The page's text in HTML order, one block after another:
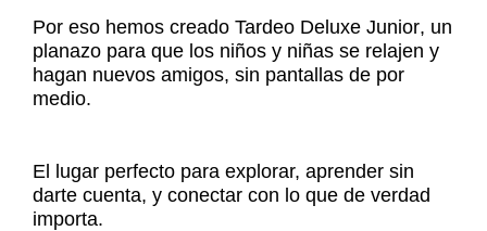
Por eso hemos creado Tardeo Deluxe Junior, un
planazo para que los niños y niñas se relajen y
hagan nuevos amigos, sin pantallas de por
medio.
El lugar perfecto para explorar, aprender sin
darte cuenta, y conectar con lo que de verdad
importa.